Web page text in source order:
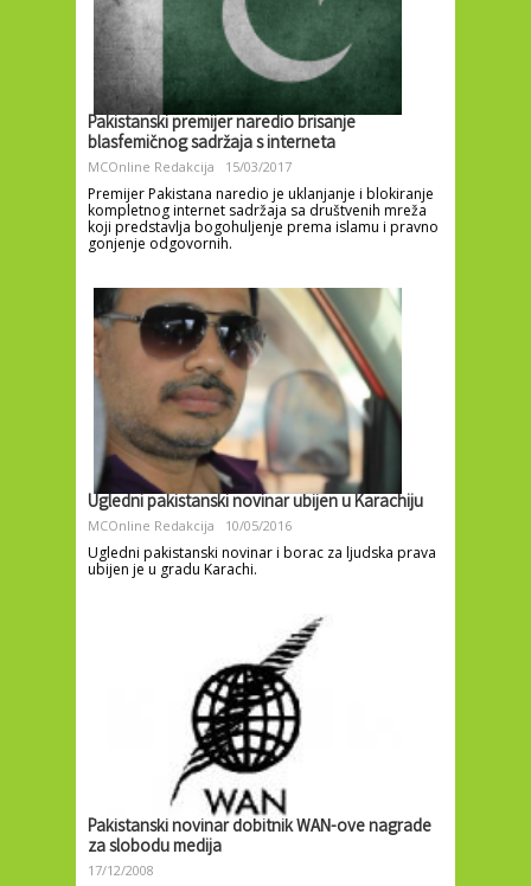
Pakistanski premijer naredio brisanje
blasfemičnog sadržaja s interneta
MCOnline Redakcija 15/03/2017
Premijer Pakistana naredio je uklanjanje i blokiranje
kompletnog internet sadržaja sa društvenih mreža
koji predstavlja bogohuljenje prema islamu i pravno
gonjenje odgovornih.
Ugledni pakistanski novinar ubijen u Karachiju
MCOnline Redakcija 10/05/2016
Ugledni pakistanski novinar i borac za ljudska prava
ubijen je u gradu Karachi.
Pakistanski novinar dobitnik WAN-ove nagrade
za slobodu medija
17/12/2008